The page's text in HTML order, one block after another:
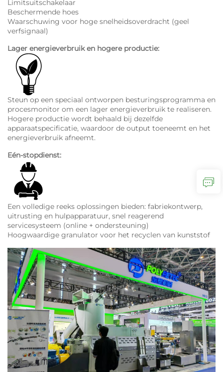
Limitsuitschakelaar
Beschermende hoes
Waarschuwing voor hoge snelheidsoverdracht (geel
verfsignaal)
Lager energieverbruik en hogere productie:
Steun op een speciaal ontworpen besturingsprogramma en
procesmonitor om een lager energieverbruik te realiseren.
Hogere productie wordt behaald bij dezelfde
apparaatspecificatie, waardoor de output toeneemt en het
energieverbruik afneemt.
Eén-stopdienst:
Een volledige reeks oplossingen bieden: fabriekontwerp,
uitrusting en hulpapparatuur, snel reagerend
servicesysteem (online + ondersteuning)
Hoogwaardige granulator voor het recyclen van kunststof